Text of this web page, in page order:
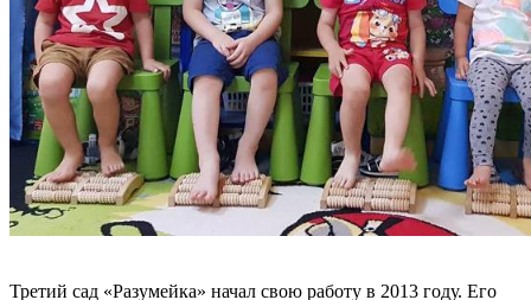
Третий сад «Разумейка» начал свою работу в 2013 году. Его